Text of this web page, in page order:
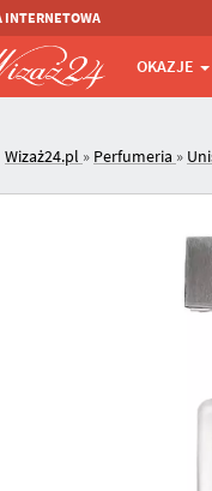
INTERNETOWA
OKAZJE
Wizaż24.pl » Perfumeria »